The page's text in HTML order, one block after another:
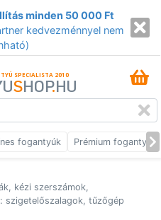
minden 50 000 Ft
kedvezménnyel nem
SPECIALISTA 2010
SHOP.HU
fogantyúk Prémium fogantyúk
kézi szerszámok,
szigetelőszalagok, tűzőgép